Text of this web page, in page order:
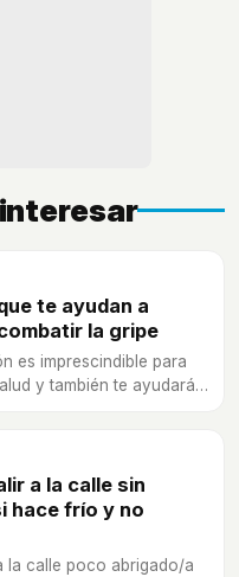
te ayudan a
la gripe
es imprescindible para
y también te ayudarán
a la calle sin
hace frío y no
la calle poco abrigado/a